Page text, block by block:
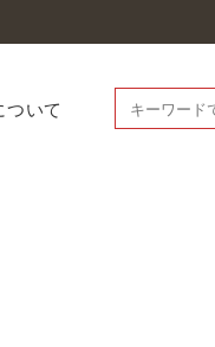
ついて